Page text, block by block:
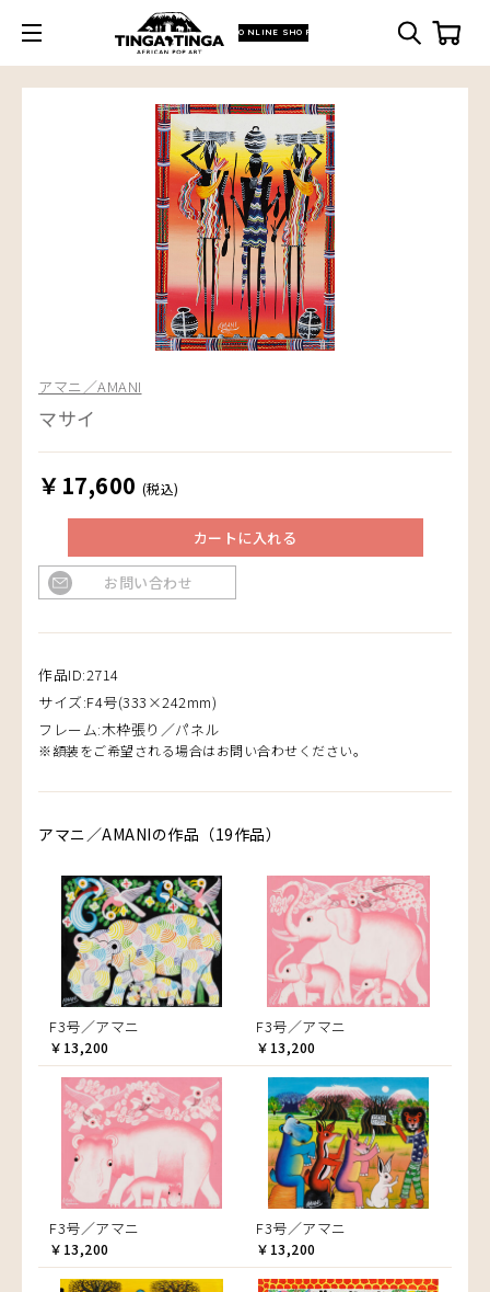
ONLINE SHOP
アマニ／AMANI
マサイ
￥17,600 (税込)
カートに入れる
お問い合わせ
作品ID:2714
サイズ:F4号(333×242mm)
フレーム:木枠張り／パネル
※額装をご希望される場合はお問い合わせください。
アマニ／AMANIの作品（19作品）
F3号／アマニ
￥13,200
F3号／アマニ
￥13,200
F3号／アマニ
￥13,200
F3号／アマニ
￥13,200